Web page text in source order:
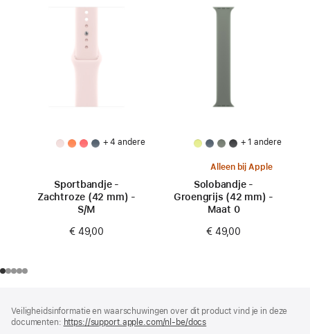
+ 4 andere
Sportbandje -
Zachtroze (42 mm) -
S/M
€ 49,00
+ 1 andere
Alleen bij Apple
Solobandje -
Groengrijs (42 mm) -
Maat 0
€ 49,00
Veiligheidsinformatie en waarschuwingen over dit product vind je in deze
documenten: https://support.apple.com/nl-be/docs